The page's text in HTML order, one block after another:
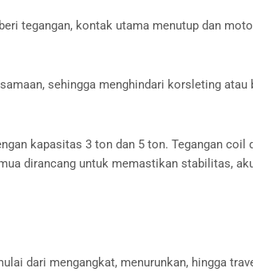
tegangan, kontak utama menutup dan
sehingga menghindari korsleting
kapasitas 3 ton dan 5 ton. Tegangan
dirancang untuk memastikan stabilitas,
dari mengangkat, menurunkan, hingga